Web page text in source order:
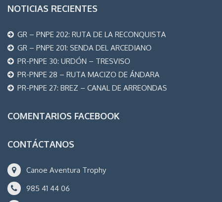
NOTICIAS RECIENTES
GR – PNPE 202: RUTA DE LA RECONQUISTA
GR – PNPE 201: SENDA DEL ARCEDIANO
PR-PNPE 30: URDÓN – TRESVISO
PR-PNPE 28 – RUTA MACIZO DE ÁNDARA
PR-PNPE 27: BREZ – CANAL DE ARREONDAS
COMENTARIOS FACEBOOK
CONTÁCTANOS
Canoe Aventura Trophy
985 41 44 06